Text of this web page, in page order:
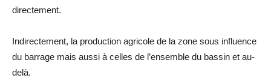
directement.
Indirectement, la production agricole de la zone sous influence
du barrage mais aussi à celles de l’ensemble du bassin et au-
delà.